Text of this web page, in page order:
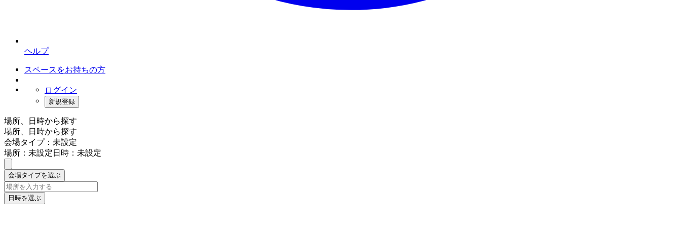
ヘルプ
スペースをお持ちの方
ログイン
新規登録
場所、日時から探す
場所、日時から探す
会場タイプ：未設定
場所：未設定日時：未設定
会場タイプを選ぶ
日時を選ぶ